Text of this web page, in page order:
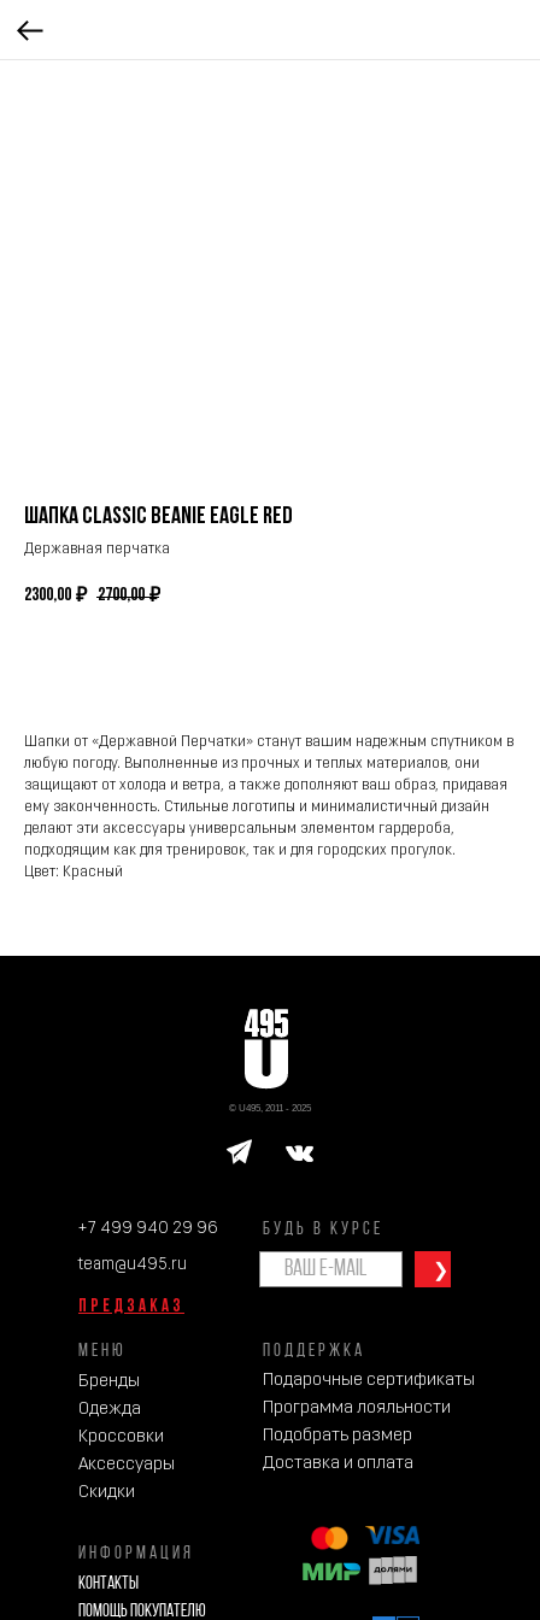
Шапка Classic Beanie Eagle red
Державная перчатка
2300,00 ₽ 2700,00 ₽
Шапки от «Державной Перчатки» станут вашим надежным спутником в
любую погоду. Выполненные из прочных и теплых материалов, они
защищают от холода и ветра, а также дополняют ваш образ, придавая
ему законченность. Стильные логотипы и минималистичный дизайн
делают эти аксессуары универсальным элементом гардероба,
подходящим как для тренировок, так и для городских прогулок.
Цвет: Красный
❯
© U495, 2011 - 2025
ПОДДЕРЖКА
ИНФОРМАЦИЯ
МЕНЮ
Контакты
Помощь покупателю
Подарочные сертификаты
Программа лояльности
Подобрать размер
Доставка и оплата
Бренды
Одежда
Кроссовки
Аксессуары
Скидки
team@u495.ru
+7 499 940 29 96 БУДЬ В КУРСЕ
ПРЕДЗАКАЗ